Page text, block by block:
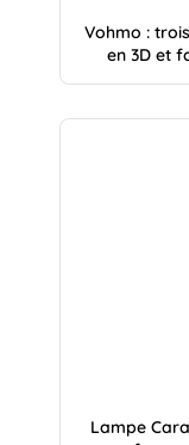
Vohmo :
en 3D et
Lampe